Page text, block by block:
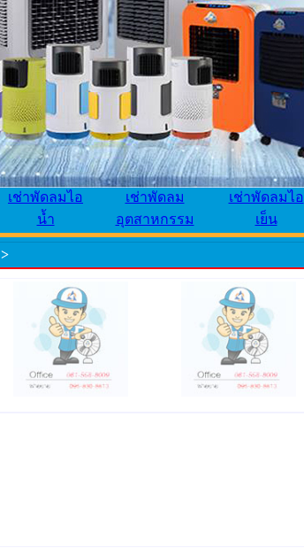
เช่าพัดลมไอ
น้ำ
เช่าพัดลม
อุตสาหกรรม
เช่าพัดลมไอ
เย็น
>